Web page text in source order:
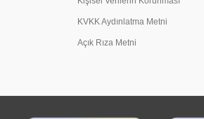
KVKK Aydınlatma Metni
Açık Rıza Metni